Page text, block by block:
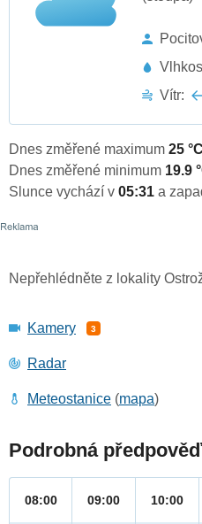
Vítr:
Dnes změřené maximum 25 °C
Dnes změřené minimum 19.9
Slunce vychází v 05:31 a
Nepřehlédněte z lokality
Kamery 3
Radar
Meteostanice (mapa)
Podrobná
08:00 09:00 10:00